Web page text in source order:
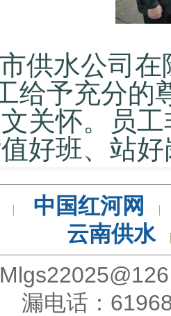
水公司在
给予充分的
关怀。员
好班、站
中国红河网
云南供水
漏电话：